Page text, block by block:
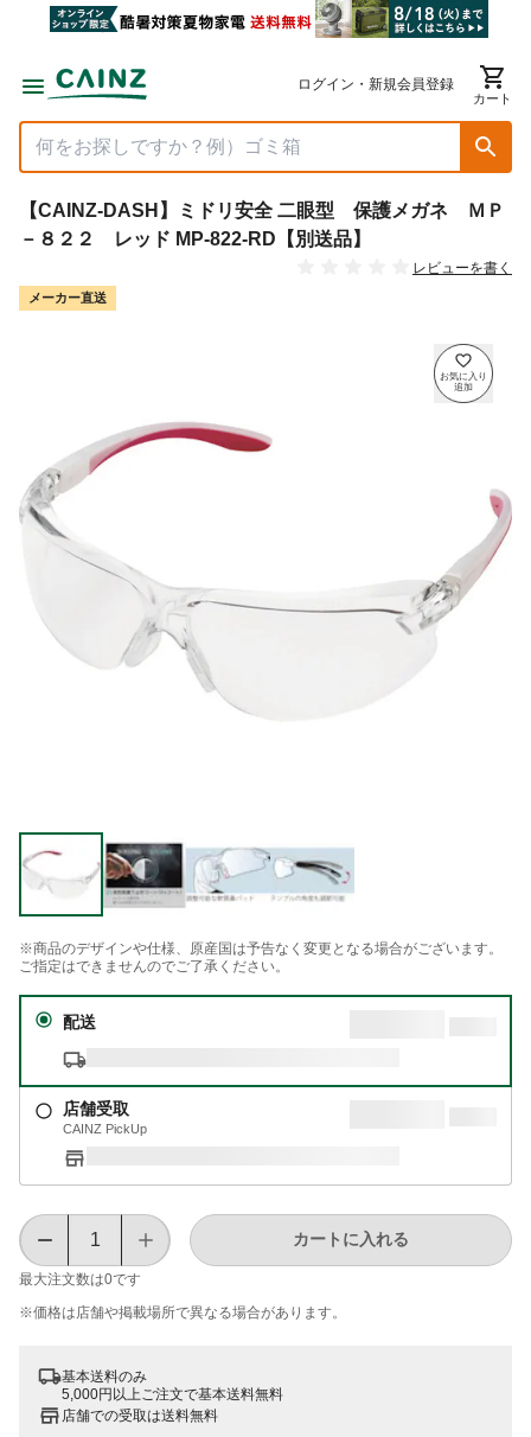
ログイン・新規会員登録
カート
【CAINZ-DASH】ミドリ安全 二眼型 保護メガネ ＭＰ
－８２２ レッド MP-822-RD【別送品】
レビューを書く
メーカー直送
※商品のデザインや仕様、原産国は予告なく変更となる場合がございます。
ご指定はできませんのでご了承ください。
配送
店舗受取
CAINZ PickUp
最大注文数は0です
カートに入れる
※価格は​店舗や​掲載場所で​異なる​場合が​あります。
基本送料のみ
5,000円以上ご注文で基本送料無料
店舗での受取は送料無料